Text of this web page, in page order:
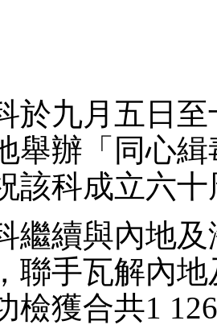
於九月五日
舉辦「同心
該科成立六
繼續與內地
聯手瓦解內
檢獲合共1